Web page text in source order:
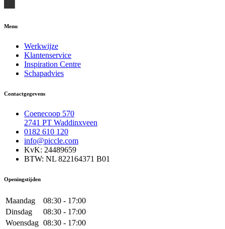
Menu
Werkwijze
Klantenservice
Inspiration Centre
Schapadvies
Contactgegevens
Coenecoop 570
2741 PT Waddinxveen
0182 610 120
info@piccle.com
KvK: 24489659
BTW: NL 822164371 B01
Openingstijden
Maandag
08:30 - 17:00
Dinsdag
08:30 - 17:00
Woensdag 08:30 - 17:00